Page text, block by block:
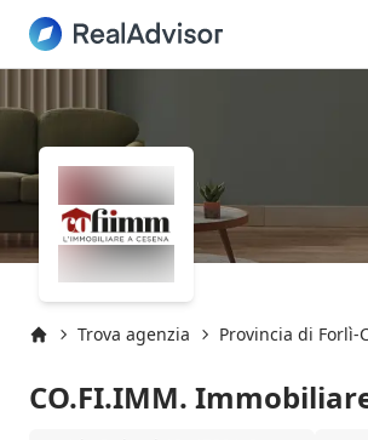
Trova agenzia Provincia di Forlì-
CO.FI.IMM.